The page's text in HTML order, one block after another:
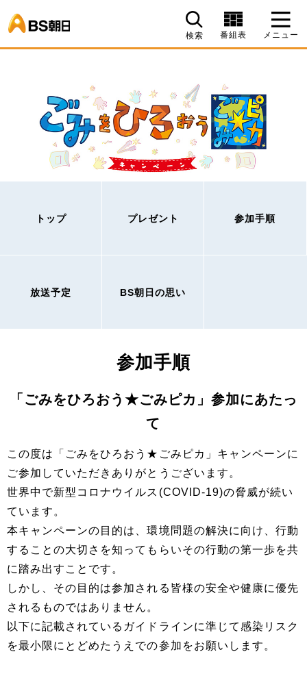
検索 番組表 メニュー
トップ プレゼント 参加手順
放送予定 BS朝日の思い
参加手順
「ごみをひろおう★ごみピカ」参加にあたっ
て
この度は「ごみをひろおう★ごみピカ」キャンペーンに
ご参加していただきありがとうございます。
世界中で新型コロナウイルス(COVID-19)の脅威が続い
ています。
本キャンペーンの目的は、環境問題の解決に向け、行動
することの大切さを知ってもらいその行動の第一歩を共
に踏み出すことです。
しかし、その目的は参加される皆様の安全や健康に優先
されるものではありません。
以下に記載されているガイドラインに準じて感染リスク
を最小限にとどめたうえでの参加をお願いします。